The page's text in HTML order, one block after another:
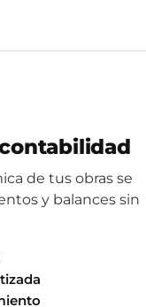
de tus obras se
y balances sin